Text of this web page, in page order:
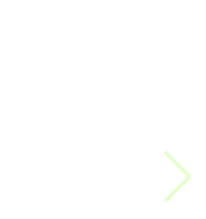
Арт-Деко, Итальянский,
Лофт, Минимализм,
Модерн, Немецкий,